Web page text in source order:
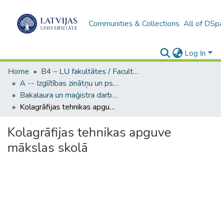
Communities & Collections All of
Log In
Home
B4 – LU fakultātes / Faculties of the UL
A -- Izglītības zinātņu un psiholoģijas fakultāte / Faculty of Education Sciences and Psychology
Bakalaura un maģistra darbi (PPMF) / Bachelor's and Master's theses
Kolagrāfijas tehnikas apguve mākslas skolā
Kolagrāfijas tehnikas apguve
mākslas skolā